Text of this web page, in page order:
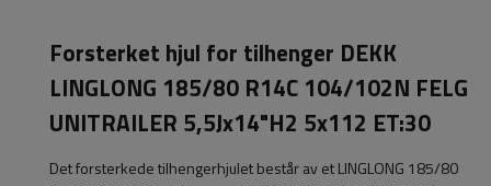
Forsterket hjul for tilhenger DEKK
LINGLONG 185/80 R14C 104/102N FELG
UNITRAILER 5,5Jx14"H2 5x112 ET:30
Det forsterkede tilhengerhjulet består av et LINGLONG 185/80